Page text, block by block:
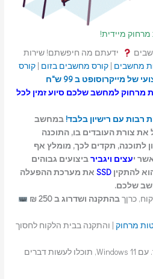
מיידית!
ידעתם מה חיפשתם! שירות
מחשבים |קורס מחשבים בזום |קורס
טכנאי מקצועי של מייקרוסופט ב 99 ש"ח
מרחוק למחשבשלכם סיוע זמין לכל
רבות עם רישיון בלבד! במחשב
צורת העובדים בו, התוכנה
לתוכנה, תקדים לכך, מומלץ אף
יעצים ויגבירביצועים גבוהים
להתקיןSSD את מערכת ההפעלה
שלכם.
כרןךבהתקנה ושדרוג ב 250 ₪
מרחוק | והתקנה בבית הלקוח לחסוך
היה יצירתי בעבודה ובחזון שלך. עם Windows 11, תוכלו לעשות דברים